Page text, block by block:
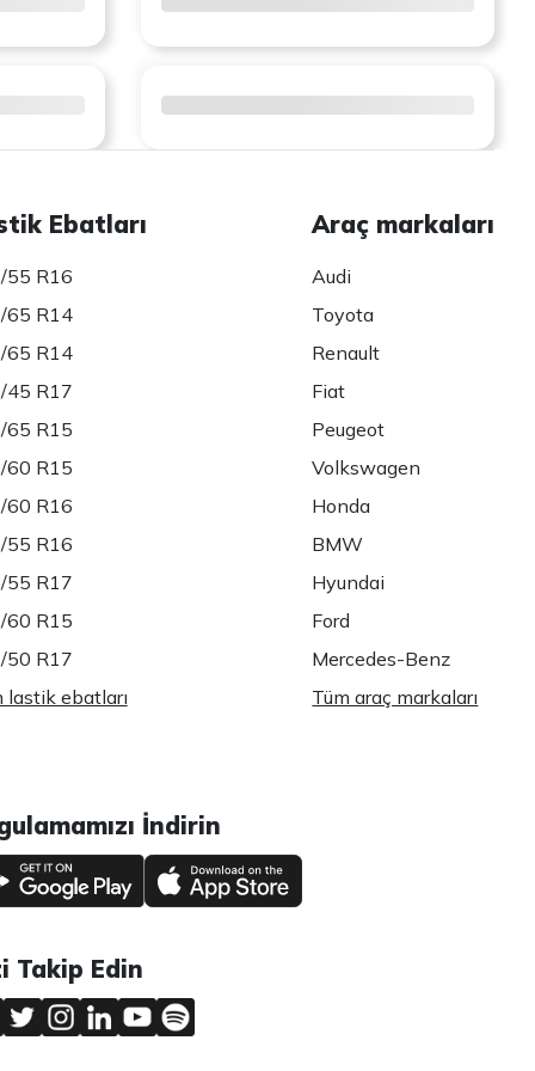
Ebatları
55 R16
65 R14
65 R14
45 R17
65 R15
60 R15
60 R16
55 R16
55 R17
60 R15
50 R17
lastik ebatları
Araç markaları
Audi
Toyota
Renault
Fiat
Peugeot
Volkswagen
Honda
BMW
Hyundai
Ford
Mercedes-Benz
Tüm araç markaları
İndirin
Takip Edin